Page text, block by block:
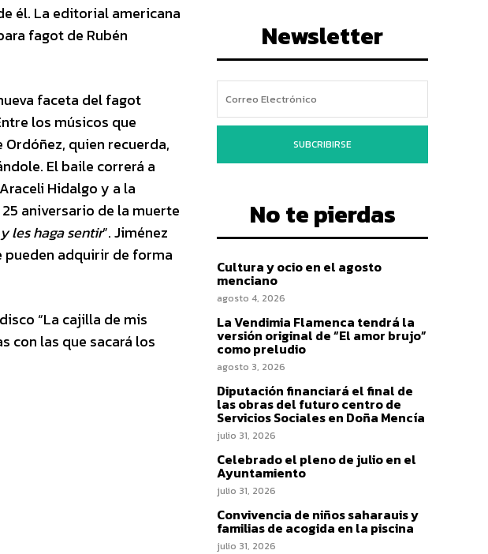
él. La editorial americana
fagot de Rubén
faceta del fagot
los músicos que
quien recuerda,
El baile correrá a
Hidalgo y a la
aniversario de la muerte
les haga sentir”. Jiménez
pueden adquirir de forma
“La cajilla de mis
con las que sacará los
Newsletter
SUBCRIBIRSE
No te pierdas
Cultura y ocio en el agosto
menciano
agosto 4, 2026
La Vendimia Flamenca tendrá la
versión original de “El amor brujo”
como preludio
agosto 3, 2026
Diputación financiará el final de
las obras del futuro centro de
Servicios Sociales en Doña Mencía
julio 31, 2026
Celebrado el pleno de julio en el
Ayuntamiento
julio 31, 2026
Convivencia de niños saharauis y
familias de acogida en la piscina
julio 31, 2026